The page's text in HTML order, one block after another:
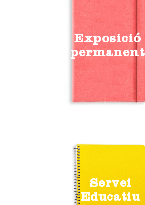
Exposició
permanent
Servei
Educatiu